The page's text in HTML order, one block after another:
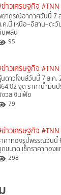
าวเศรษฐกิจ
ากรณ์อากาศวันนี้ 7
ค.นี้ เหนือ–อีสาน–ตะ
พลัน
95
าวเศรษฐกิจ
ดาวโจนส์วันนี้ 7 ส.ค.
จุด ราคาน้ำมัน
วลเงินเฟ้อ
79
าวเศรษฐกิจ
คาทองรูปพรรณวันนี้
ขนาด เช็กราคาทอง
298